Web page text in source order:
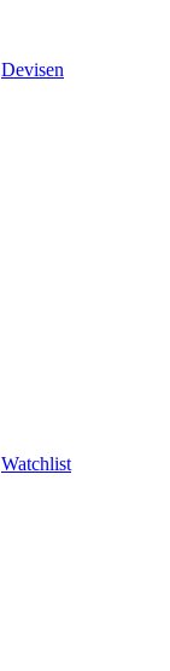
Devisen
Watchlist